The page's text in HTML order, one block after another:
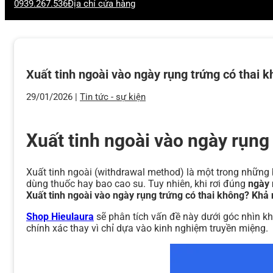
0939.267.536Địa chỉ cửa hàng
Xuất tinh ngoài vào ngày rụng trứng có thai
29/01/2026 | Tin tức - sự kiện
Xuất tinh ngoài vào ngày
Xuất tinh ngoài (withdrawal method) là một trong
dùng thuốc hay bao cao su. Tuy nhiên, khi rơi đúng ngày
Xuất tinh ngoài vào ngày rụng trứng có thai không? Khả
Shop Hieulaura sẽ phân tích vấn đề này dưới góc nhìn
chính xác thay vì chỉ dựa vào kinh nghiệm truyền miệng.